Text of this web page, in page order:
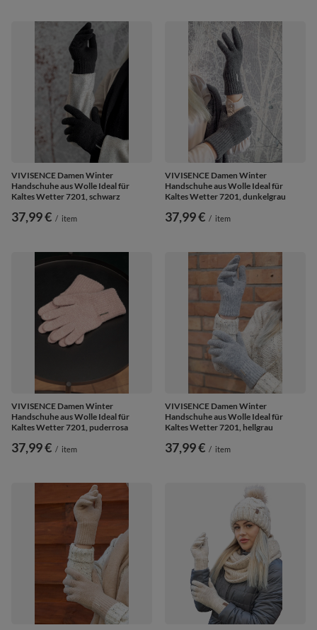
VIVISENCE Damen Winter
Handschuhe aus Wolle Ideal für
Kaltes Wetter 7201, schwarz
37,99 € / item
VIVISENCE Damen Winter
Handschuhe aus Wolle Ideal für
Kaltes Wetter 7201, dunkelgrau
37,99 € / item
VIVISENCE Damen Winter
Handschuhe aus Wolle Ideal für
Kaltes Wetter 7201, puderrosa
37,99 € / item
VIVISENCE Damen Winter
Handschuhe aus Wolle Ideal für
Kaltes Wetter 7201, hellgrau
37,99 € / item